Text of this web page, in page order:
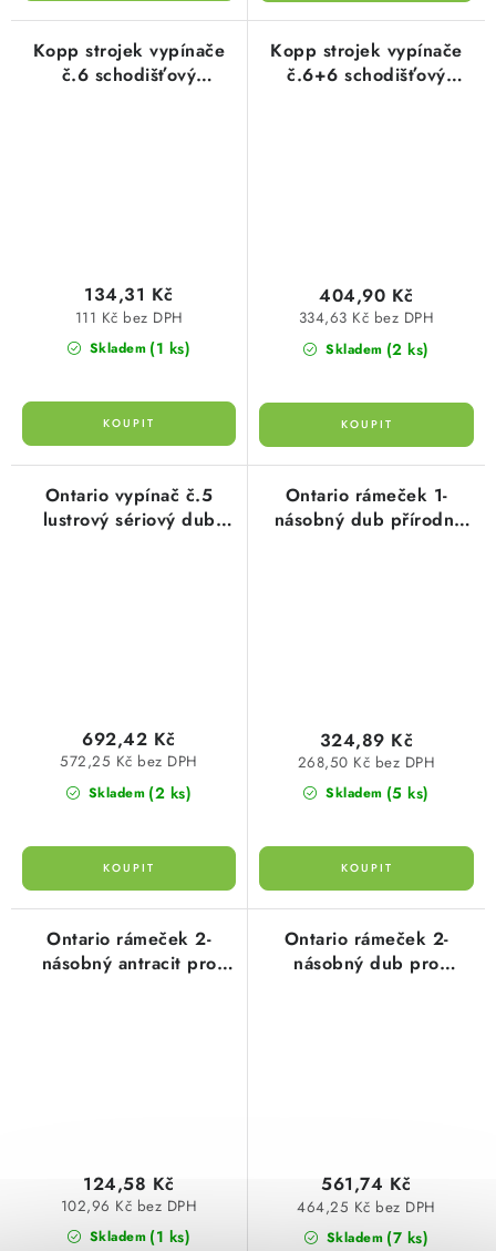
Kopp strojek vypínače
č.6 schodišťový
Skladem (1 ks)
111 Kč bez DPH
134,31 Kč
Kopp strojek vypínače
č.6+6 schodišťový
Skladem (2 ks)
334,63 Kč bez DPH
404,90 Kč
Ontario vypínač č.5
lustrový sériový dub
Skladem (2 ks)
572,25 Kč bez DPH
692,42 Kč
Ontario rámeček 1-
násobný dub přírodní
Skladem (5 ks)
268,50 Kč bez DPH
324,89 Kč
Ontario rámeček 2-
násobný antracit pro
Skladem (1 ks)
102,96 Kč bez DPH
124,58 Kč
Ontario rámeček 2-
násobný dub pro
Skladem (7 ks)
464,25 Kč bez DPH
561,74 Kč